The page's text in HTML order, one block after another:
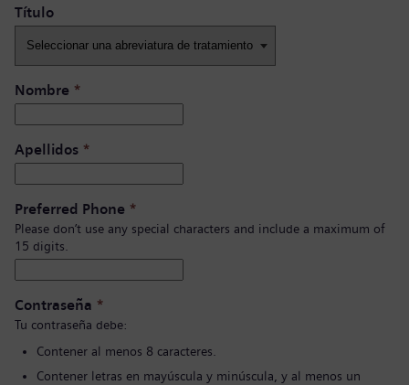
Título ​
Nombre *
Apellidos *
Preferred Phone *
Please don’t use any special characters and include a maximum of
15 digits.
Contraseña *
Tu contraseña debe:
Contener al menos 8 caracteres.
Contener letras en mayúscula y minúscula, y al menos un